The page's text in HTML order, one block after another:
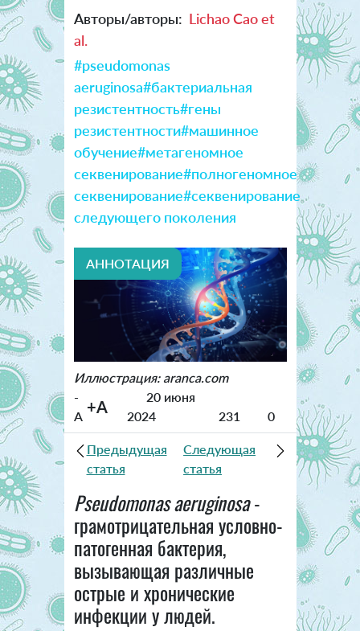
Авторы/авторы: Lichao Cao et
al.
#pseudomonas
aeruginosa#бактериальная
резистентность#гены
резистентности#машинное
обучение#метагеномное
секвенирование#полногеномное
секвенирование#секвенирование
следующего поколения
АННОТАЦИЯ
Иллюстрация: aranca.com
-
A +A
20 июня
2024
231 0
Предыдущая
статья
Следующая
статья
Pseudomonas aeruginosa-
грамотрицательная условно-
патогенная бактерия,
вызывающая различные
острые и хронические
инфекции у людей.